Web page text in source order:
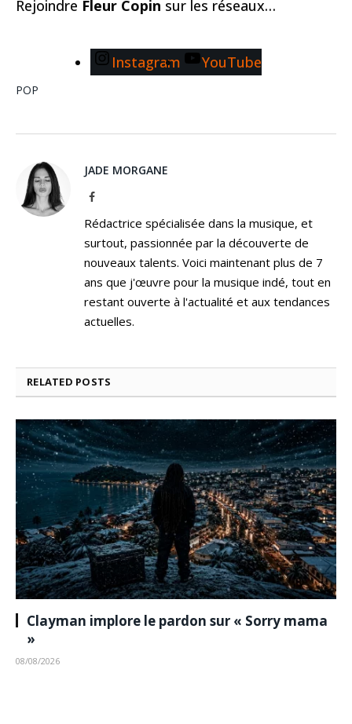
Rejoindre Fleur Copin sur les réseaux…
Instagram YouTube
POP
JADE MORGANE
Facebook
Rédactrice spécialisée dans la musique, et
surtout, passionnée par la découverte de
nouveaux talents. Voici maintenant plus de 7
ans que j'œuvre pour la musique indé, tout en
restant ouverte à l'actualité et aux tendances
actuelles.
RELATED POSTS
Clayman implore le pardon sur « Sorry mama
»
08/08/2026